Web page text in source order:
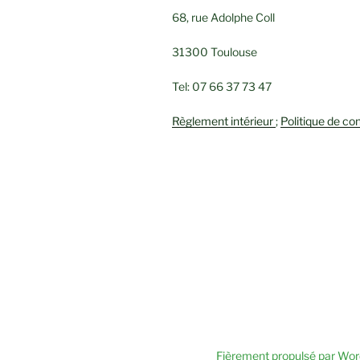
68, rue Adolphe Coll
31300 Toulouse
Tel: 07 66 37 73 47
Règlement intérieur; Politique de
Fièrement propulsé par